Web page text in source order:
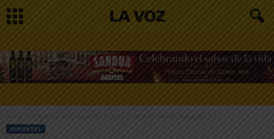
Inicio El Novallas despide 2016 ganando al Ólvega por 3-2
DEPORTES